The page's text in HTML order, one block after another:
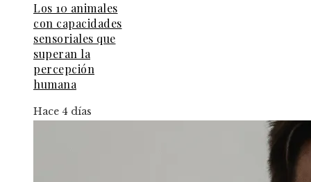
Los 10 animales
con capacidades
sensoriales que
superan la
percepción
humana
Hace 4 días